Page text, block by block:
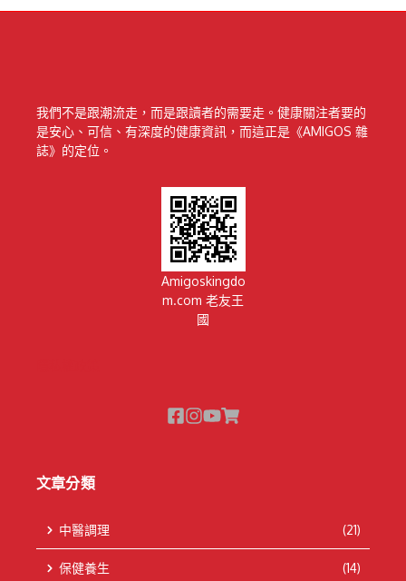
我們不是跟潮流走，而是跟讀者的需要走。健康關注者要的
是安心、可信、有深度的健康資訊，而這正是《AMIGOS 雜
誌》的定位。
Amigoskingdo
m.com 老友王
國
文章分類
中醫調理 (21)
保健養生 (14)